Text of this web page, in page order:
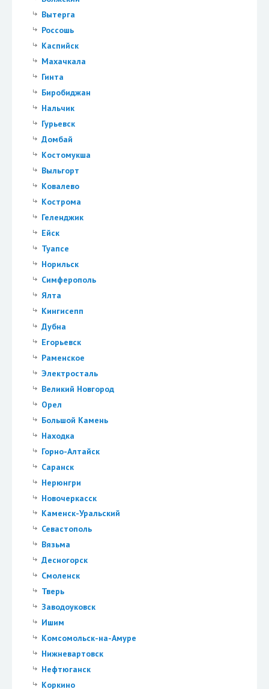
Вытерга
Россошь
Каспийск
Махачкала
Гинта
Биробиджан
Нальчик
Гурьевск
Домбай
Костомукша
Выльгорт
Ковалево
Кострома
Геленджик
Ейск
Туапсе
Норильск
Симферополь
Ялта
Кингисепп
Дубна
Егорьевск
Раменское
Электросталь
Великий Новгород
Орел
Большой Камень
Находка
Горно-Алтайск
Саранск
Нерюнгри
Новочеркасск
Каменск-Уральский
Севастополь
Вязьма
Десногорск
Смоленск
Тверь
Заводоуковск
Ишим
Комсомольск-на-Амуре
Нижневартовск
Нефтюганск
Коркино